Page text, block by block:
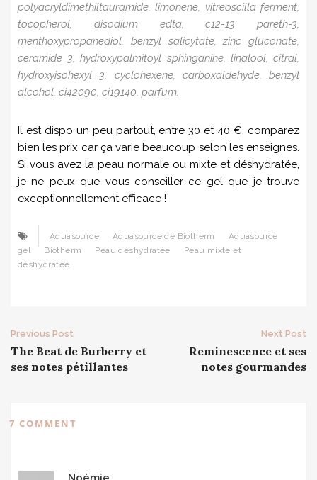
polyacryldimethiltauramide, limonene, vitreoscilla ferment,
tocopherol, disodium edta, c12-13 pareth-3,
menthoxypropanediol, benzyl salicytate, zinc gluconate,
ceramide 3, hydroxypalmitoyl sphinganine, linalool, citral,
hydroxyisohexyl 3, cyclohexene, carboxaldehyde, benzyl
alcohol, ci42090, ci19140, parfum.
Il est dispo un peu partout, entre 30 et 40 €, comparez
bien les prix car ça varie beaucoup selon les enseignes.
Si vous avez la peau normale ou mixte et déshydratée,
je ne peux que vous conseiller ce gel que je trouve
exceptionnellement efficace !
Aquasource Aquasource de Biotherm
Aquasource
gel
Biotherm Peau déshydratée
Peau mixte et
déshydratée
Post
navigation
Previous Post
The Beat de Burberry et
ses notes pétillantes
Next Post
Reminescence et ses
notes gourmandes
7 COMMENT